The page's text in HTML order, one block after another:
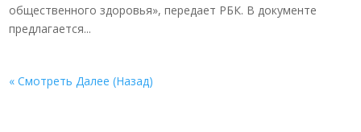
общественного здоровья», передает РБК. В документе
предлагается...
« Смотреть Далее (Назад)